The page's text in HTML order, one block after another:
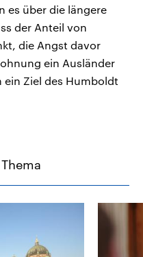
es über die längere
der Anteil von
die Angst davor
ein Ausländer
ein Ziel des Humboldt